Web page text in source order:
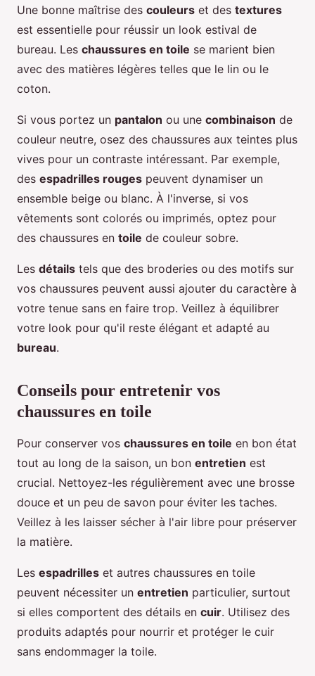
Une bonne maîtrise des couleurs et des textures
est essentielle pour réussir un look estival de
bureau. Les chaussures en toile se marient bien
avec des matières légères telles que le lin ou le
coton.
Si vous portez un pantalon ou une combinaison de
couleur neutre, osez des chaussures aux teintes plus
vives pour un contraste intéressant. Par exemple,
des espadrilles rouges peuvent dynamiser un
ensemble beige ou blanc. À l'inverse, si vos
vêtements sont colorés ou imprimés, optez pour
des chaussures en toile de couleur sobre.
Les détails tels que des broderies ou des motifs sur
vos chaussures peuvent aussi ajouter du caractère à
votre tenue sans en faire trop. Veillez à équilibrer
votre look pour qu'il reste élégant et adapté au
bureau.
Conseils pour entretenir vos
chaussures en toile
Pour conserver vos chaussures en toile en bon état
tout au long de la saison, un bon entretien est
crucial. Nettoyez-les régulièrement avec une brosse
douce et un peu de savon pour éviter les taches.
Veillez à les laisser sécher à l'air libre pour préserver
la matière.
Les espadrilles et autres chaussures en toile
peuvent nécessiter un entretien particulier, surtout
si elles comportent des détails en cuir. Utilisez des
produits adaptés pour nourrir et protéger le cuir
sans endommager la toile.